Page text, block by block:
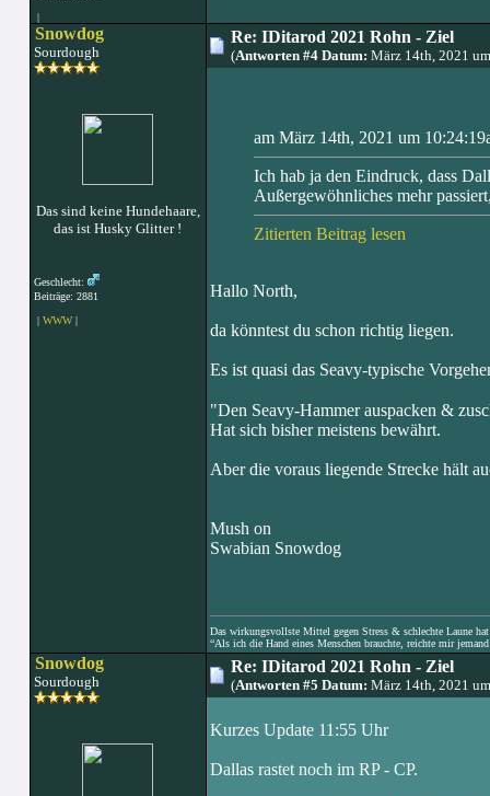
|
Snowdog
Sourdough
Das sind keine Hundehaare,
das ist Husky Glitter !
Geschlecht:
Beiträge: 2881
| WWW|
Re: IDitarod 2021 Rohn - Ziel
(Antworten #4 Datum: März 14th, 2021
am März 14th, 2021 um
Ich hab ja den Eindruck, dass
Außergewöhnliches mehr
Zitierten Beitrag lesen
Hallo North,
da könntest du schon richtig liegen.
Es ist quasi das Seavy-typische
"Den Seavy-Hammer auspacken &
Hat sich bisher meistens bewährt.
Aber die voraus liegende Strecke hält
Mush on
Swabian Snowdog
Das wirkungsvollste Mittel gegen Stress & schlechte Laune
“Als ich die Hand eines Menschen brauchte, reichte mir jemand
Snowdog
Sourdough
Re: IDitarod 2021 Rohn - Ziel
(Antworten #5 Datum: März 14th, 2021
Kurzes Update 11:55 Uhr
Dallas rastet noch im RP - CP.